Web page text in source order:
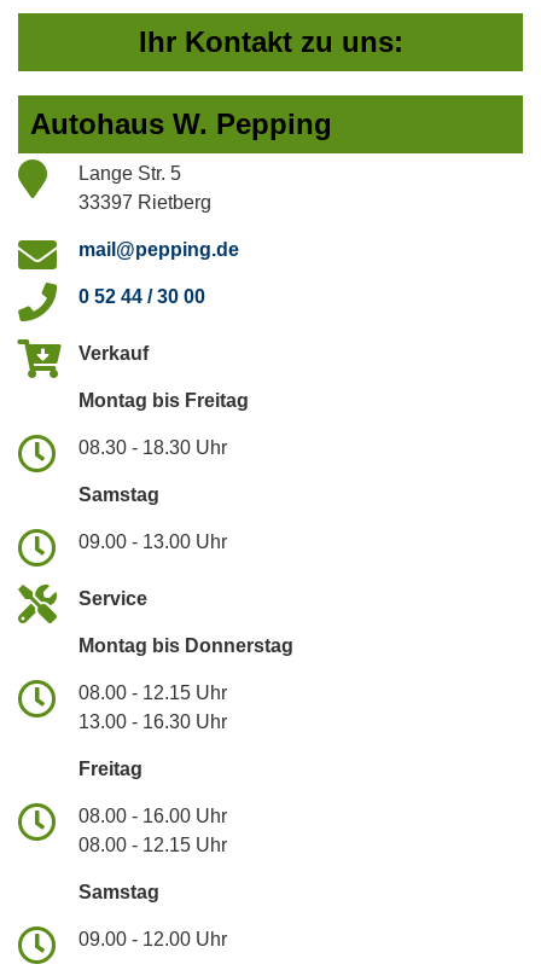
Ihr Kontakt zu uns:
Autohaus W. Pepping
Lange Str. 5
33397 Rietberg
mail@pepping.de
0 52 44 / 30 00
Verkauf
Montag bis Freitag
08.30 - 18.30 Uhr
Samstag
09.00 - 13.00 Uhr
Service
Montag bis Donnerstag
08.00 - 12.15 Uhr
13.00 - 16.30 Uhr
Freitag
08.00 - 16.00 Uhr
08.00 - 12.15 Uhr
Samstag
09.00 - 12.00 Uhr